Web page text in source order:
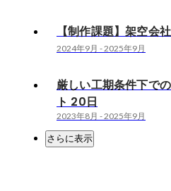
【制作課題】架空会
2024年9月 -2025年9月
厳しい工期条件下で
ト 20日
2023年8月 -2025年9月
さらに表示